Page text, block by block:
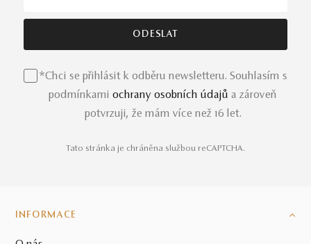
*Chci se přihlásit k odběru newsletteru. Souhlasím s
podmínkami ochrany osobních údajů a zároveň
potvrzuji, že mám více než 16 let.
Tato stránka je chráněna službou reCAPTCHA.
INFORMACE